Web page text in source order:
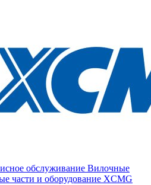
обслуживание Вилочные
части и оборудование XCMG